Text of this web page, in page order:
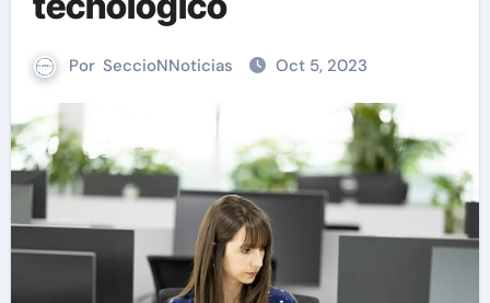
Por SeccioNNoticias Oct 5, 2023